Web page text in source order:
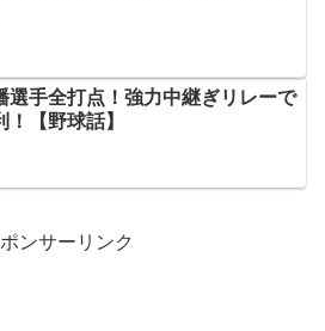
選手全打点！強力中継ぎリレーで
！【野球話】
ンサーリンク